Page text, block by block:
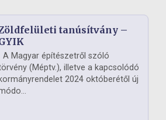
tanúsítvány –
A Magyar építészetről szóló
(Méptv.), illetve a kapcsolódó
kormányrendelet 2024 októberétől új